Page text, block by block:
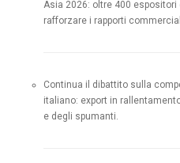
Asia 2026: oltre 400
rafforzare i rapporti
Continua il dibattito sulla
italiano: export in
e degli spumanti.